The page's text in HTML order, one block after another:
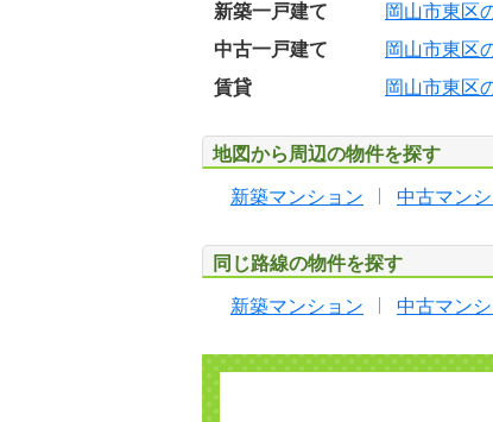
新築一戸建て
岡山市東区
中古一戸建て
岡山市東区
賃貸
岡山市東区
地図から周辺の物件を探す
新築マンション 中古マン
同じ路線の物件を探す
新築マンション 中古マン